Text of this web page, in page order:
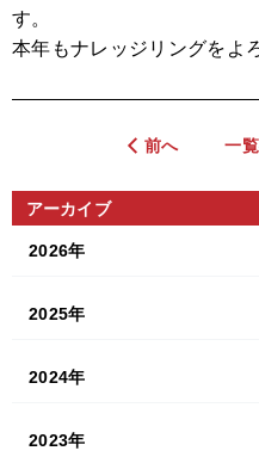
す。
本年もナレッジリングをよ
前へ 一
アーカイブ
2026年
2025年
2024年
2023年